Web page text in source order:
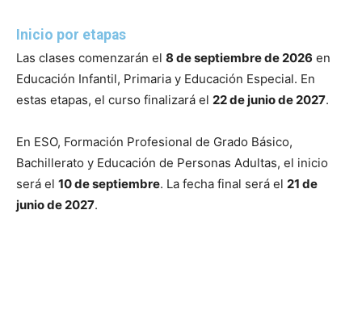
Inicio por etapas
Las clases comenzarán el 8 de septiembre de 2026 en
Educación Infantil, Primaria y Educación Especial. En
estas etapas, el curso finalizará el 22 de junio de 2027.
En ESO, Formación Profesional de Grado Básico,
Bachillerato y Educación de Personas Adultas, el inicio
será el 10 de septiembre. La fecha final será el 21 de
junio de 2027.